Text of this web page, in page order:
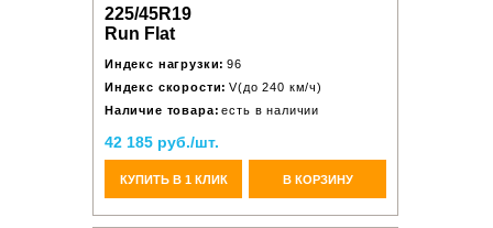
225/45R19
Run Flat
Индекс нагрузки: 96
Индекс скорости: V(до 240 км/ч)
Наличие товара: есть в наличии
42 185 руб./шт.
КУПИТЬ В 1 КЛИК В КОРЗИНУ